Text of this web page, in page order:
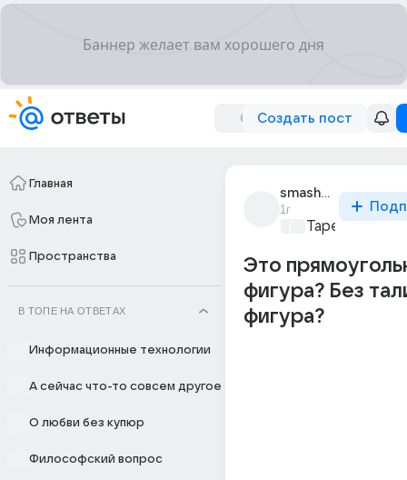
Создать пост
Главная
Моя лента
Пространства
В ТОПЕ НА ОТВЕТАХ
Информационные технологии
А сейчас что-то совсем другое
О любви без купюр
Философский вопрос
smashed_7206
1г
Тарелка ЗОЖ
Это
фигура? Без
фигура?